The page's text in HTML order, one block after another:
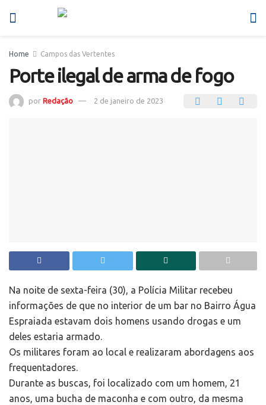
Home Campos das Vertentes
Porte ilegal de arma de fogo
por Redação 2 de janeiro de 2023
Na noite de sexta-feira (30), a Polícia Militar recebeu
informações de que no interior de um bar no Bairro Água
Espraiada estavam dois homens usando drogas e um
deles estaria armado.
Os militares foram ao local e realizaram abordagens aos
frequentadores.
Durante as buscas, foi localizado com um homem, 21
anos, uma bucha de maconha e com outro, da mesma